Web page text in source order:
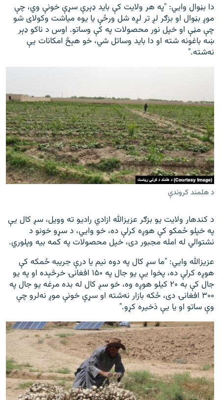
دا بڼوال وايي: "په هر ولایت کې باید ډېرې سړې خونې وي، چې
موږ بڼوال او بزګر لږ تر لږه شل ورځې یا یوه میاشت وکولای شو
چې مڼې او خپل نور محصولات په کې وساتو. اوس د ناکو ډېر
ښه باغونه شته او دا باید وساتل شي، خو هېڅ امکانات یې
نه‌شته."
د هلمند کروندې
د کندهار ولایت یو بزګر عزیزالله ازادي راديو ته وویل، سږ کال یې
په خپلو ځمکو کې هوږه کرلې ده، خو وايي، د سړو خونو د
نشتوالي له امله مجبور دی، خپل محصولات په کمه بیه وپلوري.
عزيزالله وايي: "ما سږ کال په دوه نیم یا درې جریبه ځمکه کې
هوږه کرلې ده، پخوا یې یو جال په ۱۵۰ افغانۍ خرڅېده او په یو
جال کې به ۲۰ کیلو هوږه وه، خو سږ کال له بده مرغه یو جال په
۳۰۰ افغانۍ دی، ځکه بازار نه‌شته او سړې خونې موږ نه‌لرو چې
وې ساتو او یا یې ذخیره کړو."